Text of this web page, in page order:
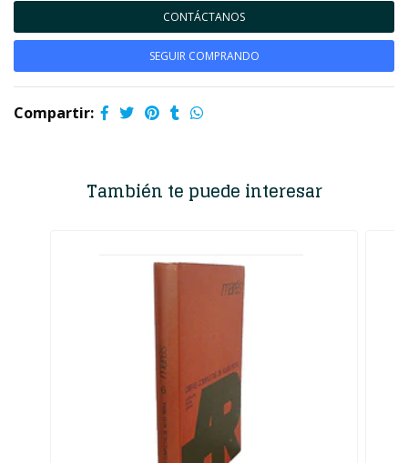
CONTÁCTANOS
SEGUIR COMPRANDO
Compartir:
También te puede interesar